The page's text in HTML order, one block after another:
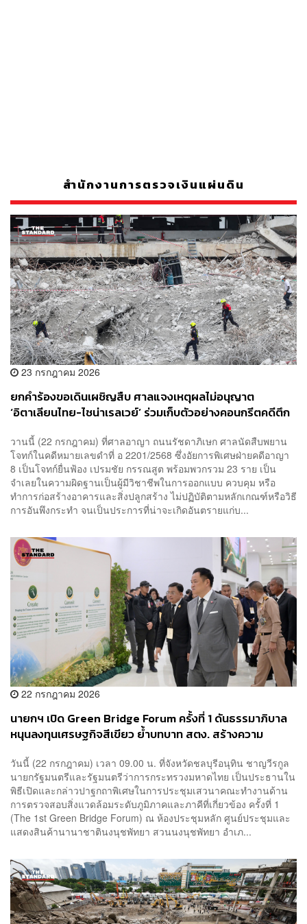
สำนักงานการตรวจเงินแผ่นดิน
23 กรกฎาคม 2026
ยกคำร้องขอเดินเผชิญสืบ ศาลแจงเหตุผลไม่อนุญาต
‘อิตาเลียนไทย-ไชน่าเรลเวย์’ ร่วมเก็บตัวอย่างคอนกรีตคดีตึก
วานนี้ (22 กรกฎาคม) ที่ศาลอาญา ถนนรัชดาภิเษก ศาลนัดสืบพยาน
โจทก์ในคดีหมายเลขดำที่ อ 2201/2568 ซึ่งอัยการพิเศษฝ่ายคดีอาญา
8 เป็นโจทก์ยื่นฟ้อง เปรมชัย กรรณสูต พร้อมพวกรวม 23 ราย เป็น
จำเลยในความผิดฐานเป็นผู้มีวิชาชีพในการออกแบบ ควบคุม หรือ
ทำการก่อสร้างอาคารและสิ่งปลูกสร้าง ไม่ปฏิบัติตามหลักเกณฑ์หรือวิธี
การอันพึงกระทำ จนเป็นประการที่น่าจะเกิดอันตรายแก่บ...
22 กรกฎาคม 2026
นายกฯ เปิด Green Bridge Forum ครั้งที่ 1 ดันธรรมาภิบาล
หนุนลงทุนเศรษฐกิจสีเขียว ย้ำบทบาท สตง. สร้างความ
วันนี้ (22 กรกฎาคม) เวลา 09.00 น. ที่จังหวัดชลบุรีอนุทิน ชาญวีรกูล
นายกรัฐมนตรีและรัฐมนตรีว่าการกระทรวงมหาดไทย เป็นประธานใน
พิธีเปิดและกล่าวปาฐกถาพิเศษในการประชุมเสวนาคณะทำงานด้าน
การตรวจสอบสิ่งแวดล้อมระดับภูมิภาคและภาคีที่เกี่ยวข้อง ครั้งที่ 1
(The 1st Green Bridge Forum) ณ ห้องประชุมหลัก ศูนย์ประชุมและ
แสดงสินค้านานาชาตินงนุชพัทยา สวนนงนุชพัทยา อำเภ...